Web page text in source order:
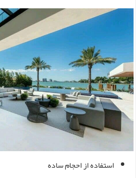
استفاده از احجام ساده